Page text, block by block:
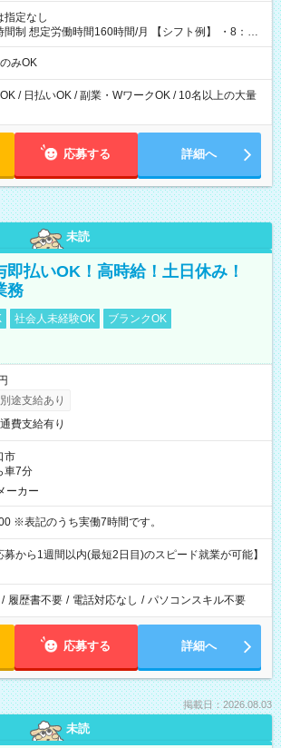
指定なし
定労働時間160時間/月 【シフト例】 ・8：00
みOK
/ 日払いOK / 副業・WワークOK / 10名以上の大量
応募する 詳細へ
未読
即払いOK！高時給！土日休み！
務
社会人未経験OK
ブランクOK
途支給あり
費支給有り
市
車7分
ーカー
9:00～17:00 ※表記のうち実働7時間です。
募から1週間以内(最短2日目)のスピード就業が可能】
/ 履歴書不要 / 電話対応なし / パソコンスキル不要
応募する 詳細へ
掲載日：2026.08.03
未読